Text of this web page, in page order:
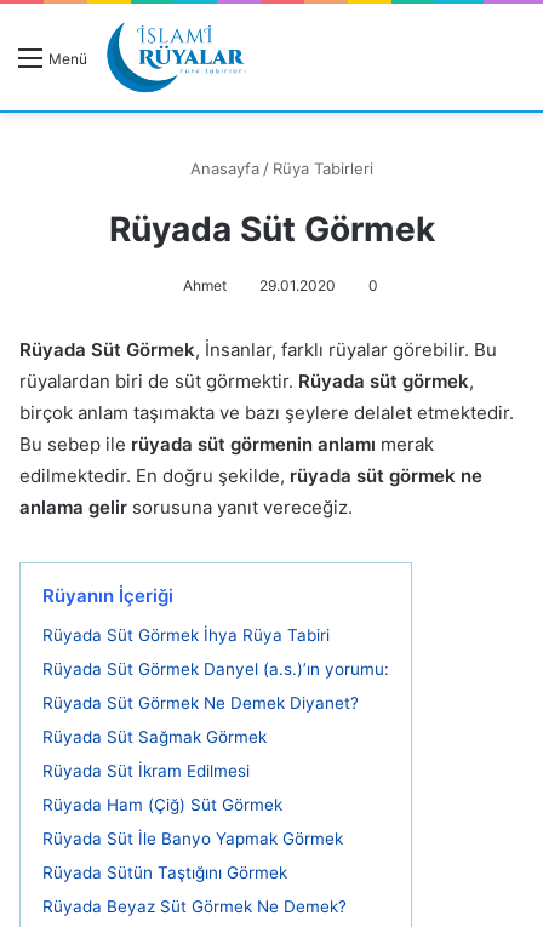
Menü
Anasayfa / Rüya Tabirleri
Rüyada Süt Görmek
Ahmet 29.01.2020 0
Rüyada Süt Görmek, İnsanlar, farklı rüyalar görebilir. Bu
rüyalardan biri de süt görmektir. Rüyada süt görmek,
birçok anlam taşımakta ve bazı şeylere delalet etmektedir.
Bu sebep ile rüyada süt görmenin anlamı merak
edilmektedir. En doğru şekilde, rüyada süt görmek ne
anlama gelir sorusuna yanıt vereceğiz.
Rüyanın İçeriği
Rüyada Süt Görmek İhya Rüya Tabiri
Rüyada Süt Görmek Danyel (a.s.)’ın yorumu:
Rüyada Süt Görmek Ne Demek Diyanet?
Rüyada Süt Sağmak Görmek
Rüyada Süt İkram Edilmesi
Rüyada Ham (Çiğ) Süt Görmek
Rüyada Süt İle Banyo Yapmak Görmek
Rüyada Sütün Taştığını Görmek
Rüyada Beyaz Süt Görmek Ne Demek?
Rüyanızı Arayın